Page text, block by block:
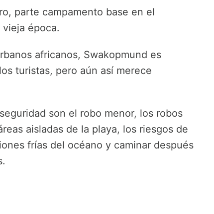
parte campamento base en el
época.
africanos, Swakopmund es
turistas, pero aún así merece
son el robo menor, los robos
aisladas de la playa, los riesgos de
frías del océano y caminar después